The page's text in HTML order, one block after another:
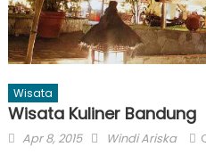
Wisata
Wisata Kuliner Bandung
Posted
Apr 8, 2015 Author
Windi Ariska